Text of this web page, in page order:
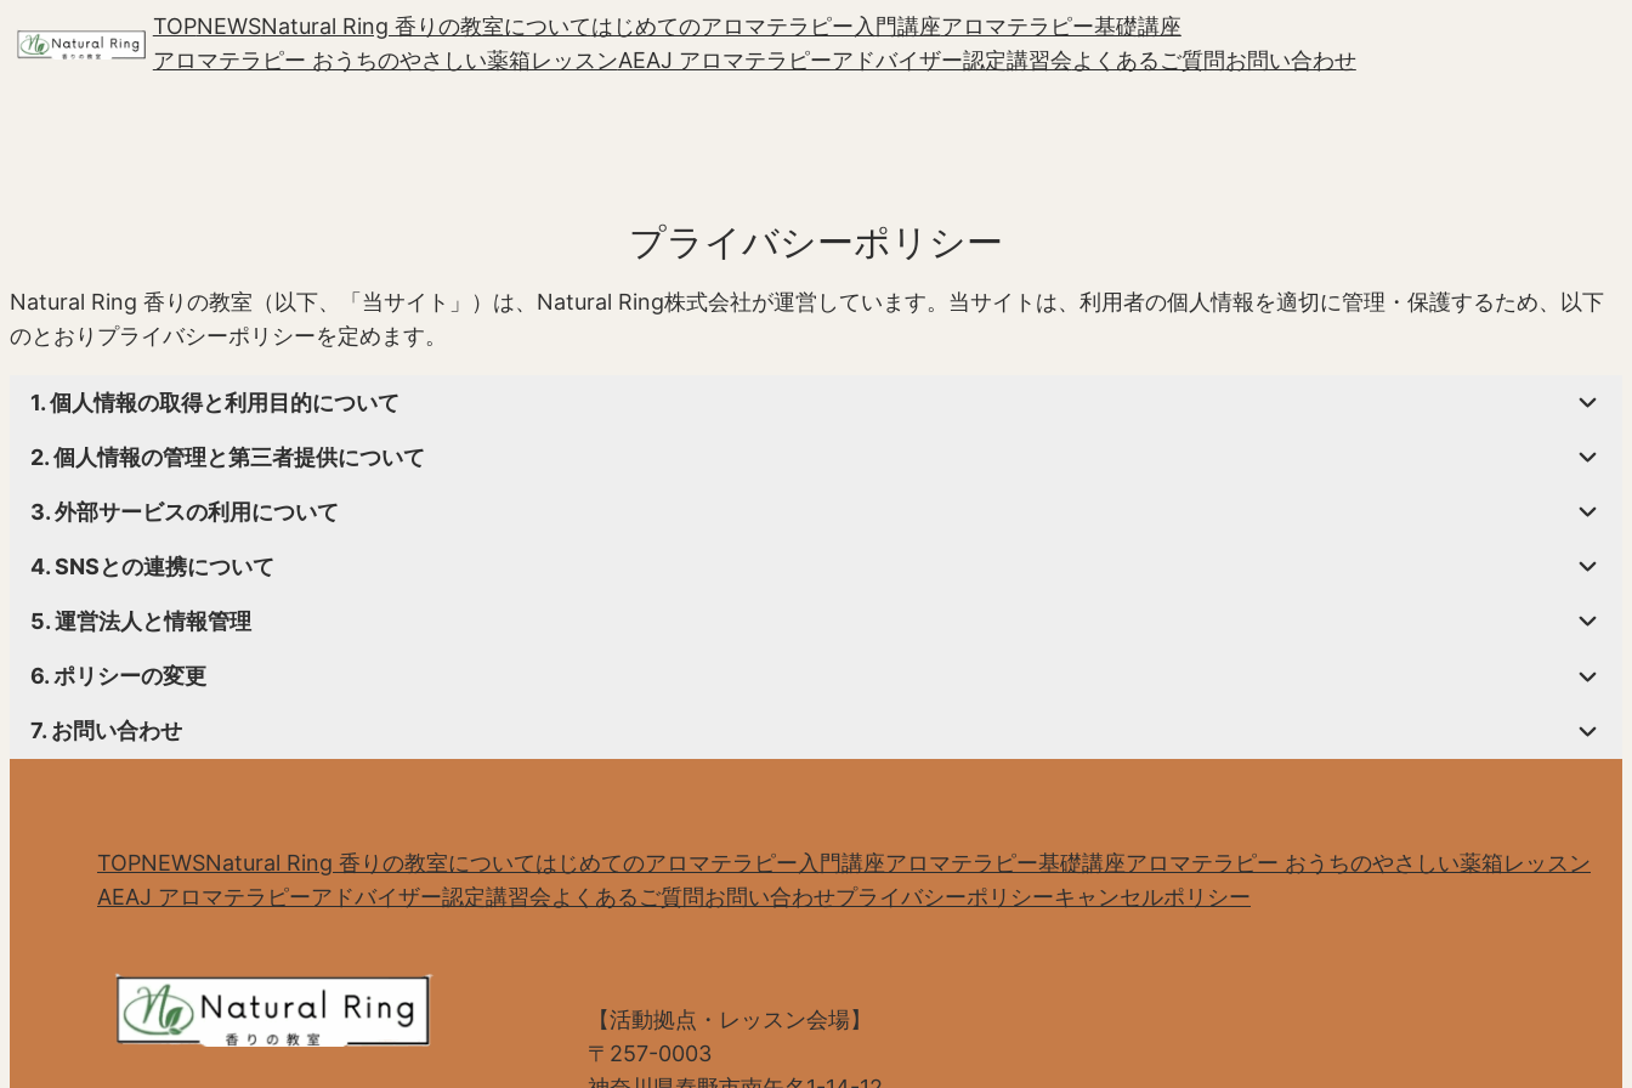
内
容
TOPNEWSNatural Ring 香りの教室についてはじめてのアロマテラピー入門講座アロマテラピー基礎講座
アロマテラピー おうちのやさしい薬箱レッスンAEAJ アロマテラピーアドバイザー認定講習会よくあるご質問お問い合わせ
プライバシーポリシー
Natural Ring 香りの教室（以下、「当サイト」）は、Natural Ring株式会社が運営しています。当サイトは、利用者の個人情報を適切に管理・保護するため、以下
のとおりプライバシーポリシーを定めます。
1. 個人情報の取得と利用目的について
2. 個人情報の管理と第三者提供について
3. 外部サービスの利用について
4. SNSとの連携について
5. 運営法人と情報管理
6. ポリシーの変更
7. お問い合わせ
TOPNEWSNatural Ring 香りの教室についてはじめてのアロマテラピー入門講座アロマテラピー基礎講座アロマテラピー おうちのやさしい薬箱レッスン
AEAJ アロマテラピーアドバイザー認定講習会よくあるご質問お問い合わせプライバシーポリシーキャンセルポリシー
【活動拠点・レッスン会場】
〒257-0003